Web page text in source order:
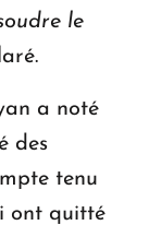
le
a noté
des
tenu
ont quitté